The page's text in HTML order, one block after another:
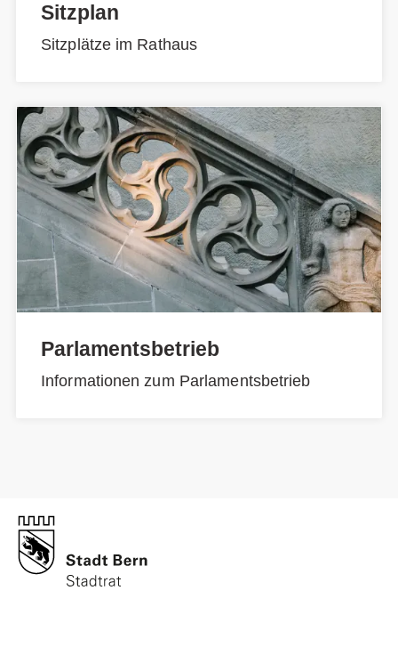
Sitzplan
Sitzplätze im Rathaus
Parlamentsbetrieb
Informationen zum Parlamentsbetrieb